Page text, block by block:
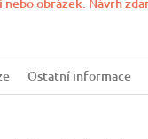
Ostatní informace